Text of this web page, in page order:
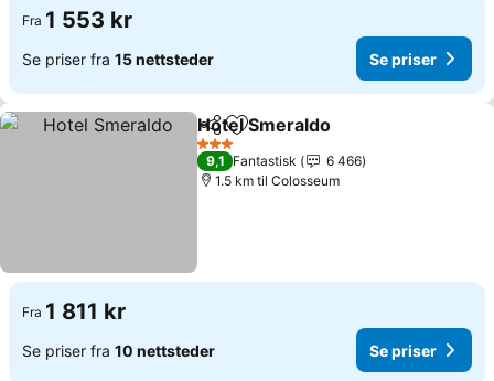
Fra 1 553 kr
Se priser fra 15 nettsteder Se priser
Del Legg til i favoritter
Hotel Smeraldo
3 Stjerner
9,1 Fantastisk
6 466
1.5 km til Colosseum
Fra 1 811 kr
Se priser fra 10 nettsteder Se priser